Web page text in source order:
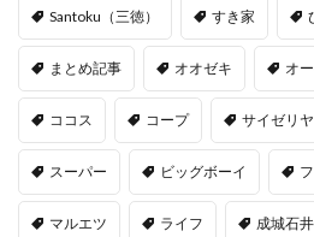
Santoku（三徳） すき家
まとめ記事 オオゼキ オ
ココス コープ サイゼリヤ
スーパー ビッグボーイ
マルエツ ライフ 成城石井